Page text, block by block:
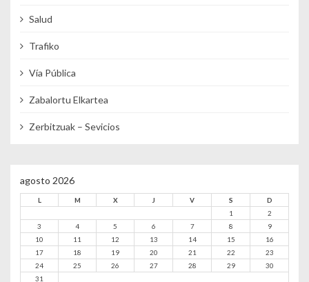
Salud
Trafiko
Vía Pública
Zabalortu Elkartea
Zerbitzuak – Sevicios
agosto 2026
L M X J V S
D
1
2
3
4 5 6 7 8
9
10
11 12 13 14 15
16
17
18 19 20 21 22
23
24
25 26 27 28 29
30
31